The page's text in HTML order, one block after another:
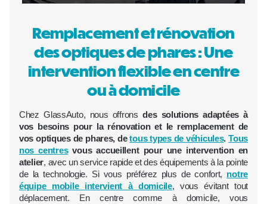
Remplacement et rénovation
des optiques de phares : Une
intervention flexible en centre
ou à domicile
Chez GlassAuto, nous offronsdes solutions adaptées à
vos besoins pour la rénovation et le remplacement de
vos optiques de phares, detous types de véhicules. Tous
nos centresvous accueillent pour une intervention en
atelier, avec un service rapide et des équipements à la pointe
de la technologie. Si vous préférez plus de confort, notre
équipe mobile intervient à domicile, vous évitant tout
déplacement. En centre comme à domicile, vous